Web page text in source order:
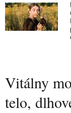
Vitálny
telo,